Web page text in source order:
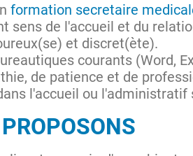
formation secretaire
sens de l'accueil et du
et discret(ète).
courants (Word,
de patience et de
l'accueil ou l'administratif